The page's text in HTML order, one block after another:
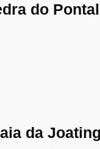
do Pontal
da